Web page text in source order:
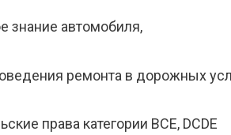
знание автомобиля,
ремонта в дорожных
права категории BCE, DCDE